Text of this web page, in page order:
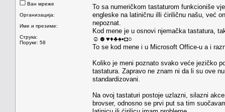
Ван мреже
Организација:
Име и презиме:
Струка:
Поруке: 58
To sa numeričkom tastaturom funkcioniše
engleske na latiničnu illi ćiriličnu našu, već
nepoznat.
Kod mene je u osnovi njemačka tastatura,
☺☻♥♦♣♠•◘○
To se kod mene i u Microsoft Office-u a i
Koliko je meni poznato svako veće jezičko
tastatura. Zapravo ne znam ni da li su ove
standardizovani.
Na ovoj tastaturi postoje uzlazni, silazni
brovser, odnosno se prvi put sa tim